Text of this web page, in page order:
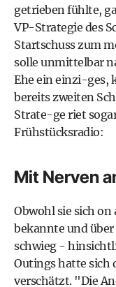
getrieben fühlte,
VP-Strategie des
Startschuss zum
solle unmittelbar
Ehe ein einzi-ges,
bereits zweiten
Strate-ge riet
Frühstücksradio:
Mit Nerven
Obwohl sie sich
bekannte und
schwieg -
Outings hatte sich
verschätzt. "Die